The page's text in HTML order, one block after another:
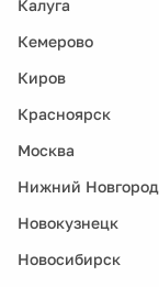
Калуга
Кемерово
Киров
Красноярск
Москва
Нижний Новгород
Новокузнецк
Новосибирск